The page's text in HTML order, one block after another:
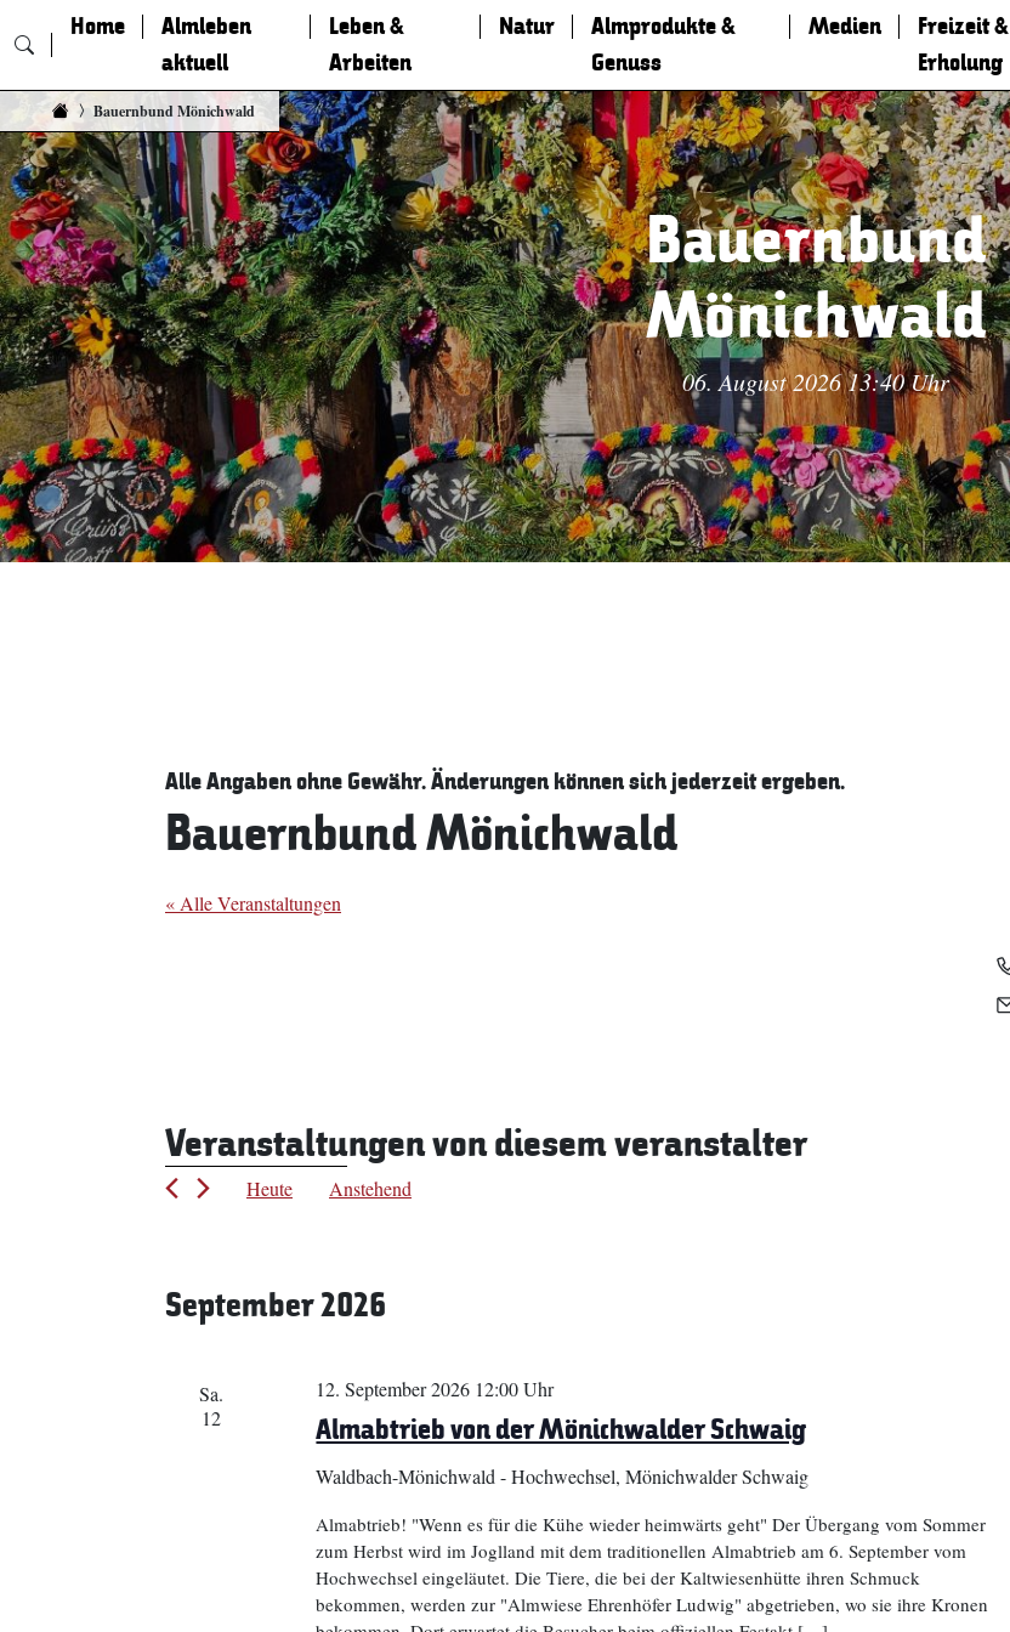
Zum Inhalt springen
Home
Almleben
aktuell
Leben &
Arbeiten
Natur
Almprodukte &
Genuss
Medien
Freizeit &
Erholung
Bauernbund Mönichwald
Bauernbund
Mönichwald
06. August 2026 13:40 Uhr
Alle Angaben ohne Gewähr. Änderungen können sich jederzeit ergeben.
Bauernbund Mönichwald
« Alle Veranstaltungen
Veranstaltungen von diesem veranstalter
Heute
Anstehend
September 2026
Sa.
12
Almabtrieb von der Mönichwalder Schwaig
12. September 2026 12:00 Uhr
Waldbach-Mönichwald - Hochwechsel, Mönichwalder Schwaig
Almabtrieb! "Wenn es für die Kühe wieder heimwärts geht" Der Übergang vom Sommer
zum Herbst wird im Joglland mit dem traditionellen Almabtrieb am 6. September vom
Hochwechsel eingeläutet. Die Tiere, die bei der Kaltwiesenhütte ihren Schmuck
bekommen, werden zur "Almwiese Ehrenhöfer Ludwig" abgetrieben, wo sie ihre Kronen